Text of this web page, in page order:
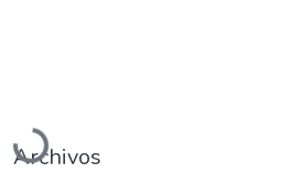
Cargando...
Archivos